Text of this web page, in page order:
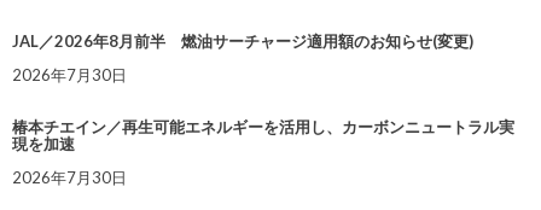
JAL／2026年8月前半 燃油サーチャージ適用額のお知らせ(変更)
2026年7月30日
椿本チエイン／再生可能エネルギーを活用し、カーボンニュートラル実
現を加速
2026年7月30日